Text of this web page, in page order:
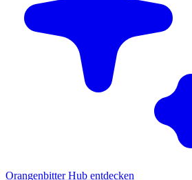
Orangenbitter Hub entdecken